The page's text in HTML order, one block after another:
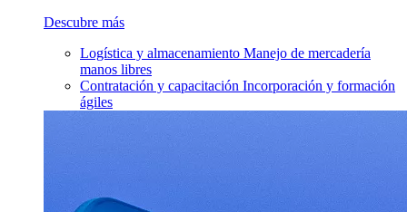
Descubre más
Logística y almacenamiento Manejo de mercadería
manos libres
Contratación y capacitación Incorporación y formación
ágiles